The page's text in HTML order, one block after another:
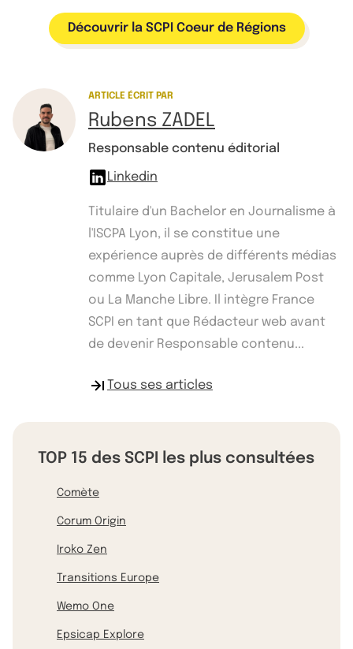
Découvrir la SCPI Coeur de Régions
ARTICLE ÉCRIT PAR
Rubens ZADEL
Responsable contenu éditorial
Linkedin
Titulaire d'un Bachelor en Journalisme à
l'ISCPA Lyon, il se constitue une
expérience auprès de différents médias
comme Lyon Capitale, Jerusalem Post
ou La Manche Libre. Il intègre France
SCPI en tant que Rédacteur web avant
de devenir Responsable contenu...
Tous ses articles
TOP 15 des SCPI les plus consultées
Comète
Corum Origin
Iroko Zen
Transitions Europe
Wemo One
Epsicap Explore